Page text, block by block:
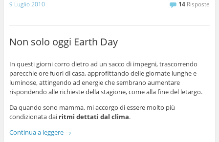
9 Luglio 2010 14 Risposte
Non solo oggi Earth Day
In questi giorni corro dietro ad un sacco di impegni, trascorrendo
parecchie ore fuori di casa, approfittando delle giornate lunghe e
luminose, attingendo ad energie che sembrano aumentare
rispondendo alle richieste della stagione, come alla fine del letargo.
Da quando sono mamma, mi accorgo di essere molto più
condizionata dai ritmi dettati dal clima.
Continua a leggere →